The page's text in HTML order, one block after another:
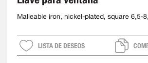
Malleable iron, nickel-plated, square 6,5-
LISTA DE DESEOS